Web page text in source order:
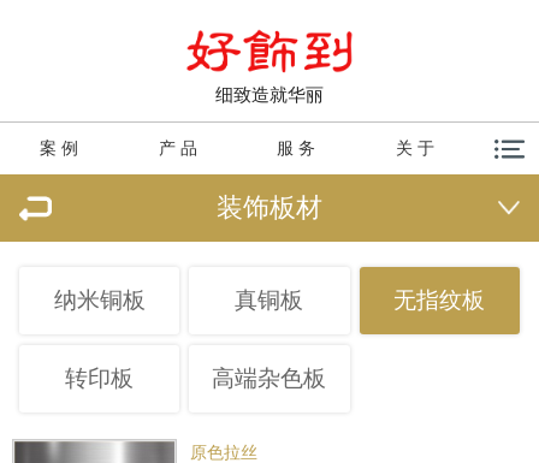
细致造就华丽
案 例 产 品 服 务 关 于
装饰板材
纳米铜板 真铜板 无指纹板
转印板 高端杂色板
原色拉丝